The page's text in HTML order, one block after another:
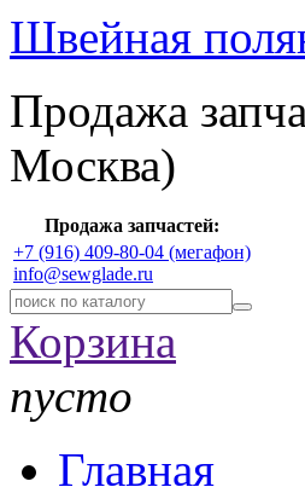
Швейная
Продажа
Москва)
Продажа запчастей:
+7 (916) 409-80-04 (мегафон)
info@sewglade.ru
Корзина
пусто
Главная